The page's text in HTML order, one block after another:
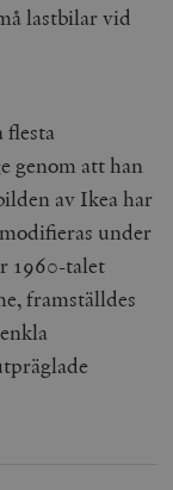
lastbilar vid
genom att han
av Ikea har
under
1960-talet
framställdes